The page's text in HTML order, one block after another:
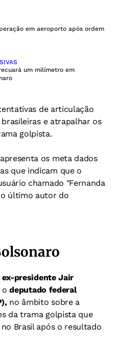
em aeroporto após ordem
um milímetro em
de articulação
e atrapalhar os
golpista.
os meta dados
que indicam que o
chamado "Fernanda
o último autor do
ex-presidente Jair
odeputado federal
no âmbito sobre a
da trama golpista que
Brasil após o resultado